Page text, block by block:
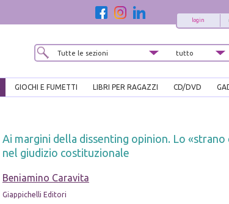
login
GIOCHI E FUMETTI LIBRI PER RAGAZZI CD/DVD
Ai margini della dissenting opinion. Lo
nel giudizio costituzionale
Beniamino Caravita
Giappichelli Editori